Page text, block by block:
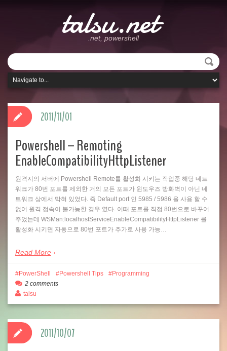
talsu.net
.net, powershell
Powershell – Remoting
EnableCompatibilityHttpListener
원격지의 서버에 Powershell Remote를 활성화 시키는 작업중 해당 네트
워크가 80번 포트를 제외한 거의 모든 포트가 윈도우즈 방화벽이 아닌 네
트워크 상에서 막혀 있었다. 즉 Default port 인 5985 / 5986 을 사용 할 수
없어 원격 접속이 불가능한 경우 였다. 이때 포트를 직접 80번으로 바꾸어
주었는데 WSMan:localhostServiceEnableCompatibilityHttpListener 를
활성화 시키면 자동으로 80번 포트가 추가로 사용 가능…
Read More
2011/11/01
PowerShell Powershell Tips
Programming
2 comments
talsu
2011/10/07